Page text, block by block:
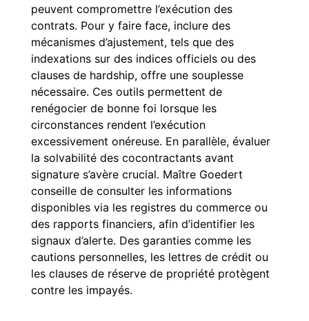
peuvent compromettre l’exécution des
contrats. Pour y faire face, inclure des
mécanismes d’ajustement, tels que des
indexations sur des indices officiels ou des
clauses de hardship, offre une souplesse
nécessaire. Ces outils permettent de
renégocier de bonne foi lorsque les
circonstances rendent l’exécution
excessivement onéreuse. En parallèle, évaluer
la solvabilité des cocontractants avant
signature s’avère crucial. Maître Goedert
conseille de consulter les informations
disponibles via les registres du commerceou
des rapports financiers, afin d’identifier les
signaux d’alerte. Des garanties comme les
cautions personnelles, les lettres de crédit ou
les clauses de réserve de propriété protègent
contre les impayés.